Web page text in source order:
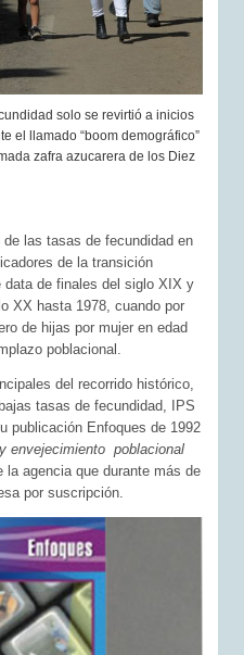
solo se revirtió a inicios
el llamado “boom demográfico”
zafra azucarera de los Diez
de las tasas de fecundidad en
de la transición
data de finales del siglo XIX y
XX hasta 1978, cuando por
de hijas por mujer en edad
poblacional.
del recorrido histórico,
tasas de fecundidad, IPS
publicación Enfoques de 1992
envejecimiento poblacional
la agencia que durante más de
por suscripción.